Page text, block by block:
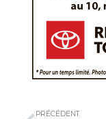
PRÉCÉDENT